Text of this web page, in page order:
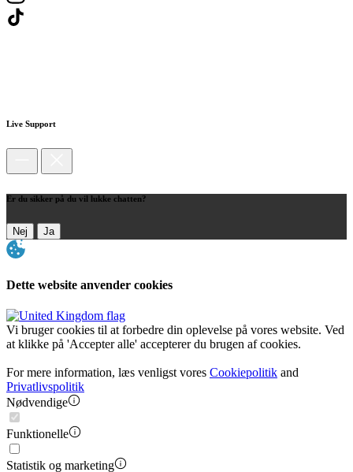
Live Support
Er du sikker på du vil lukke chatten?
Nej Ja
Dette website anvender cookies
Vi bruger cookies til at forbedre din oplevelse på vores website. Ved
at klikke på 'Accepter alle' accepterer du brugen af cookies.
For mere information, læs venligst vores Cookiepolitik and
Privatlivspolitik
Nødvendige
Funktionelle
Statistik og marketing